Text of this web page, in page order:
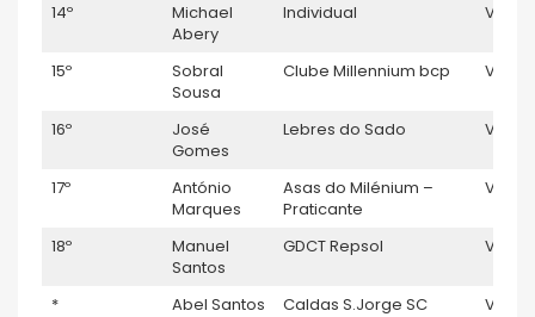
14º
Michael
Abery
Individual V5
15º
Sobral
Sousa
Clube Millennium bcp V5
16º
José
Gomes
Lebres do Sado V5
17º
António
Marques
Asas do Milénium –
Praticante
V5
18º
Manuel
Santos
GDCT Repsol V5
* Abel Santos Caldas S.Jorge SC V5